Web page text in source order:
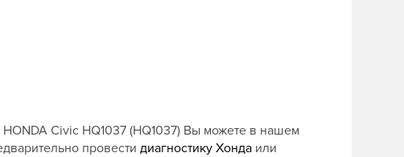
Civic HQ1037 (HQ1037) Вы можете в нашем
провести диагностику Хонда или